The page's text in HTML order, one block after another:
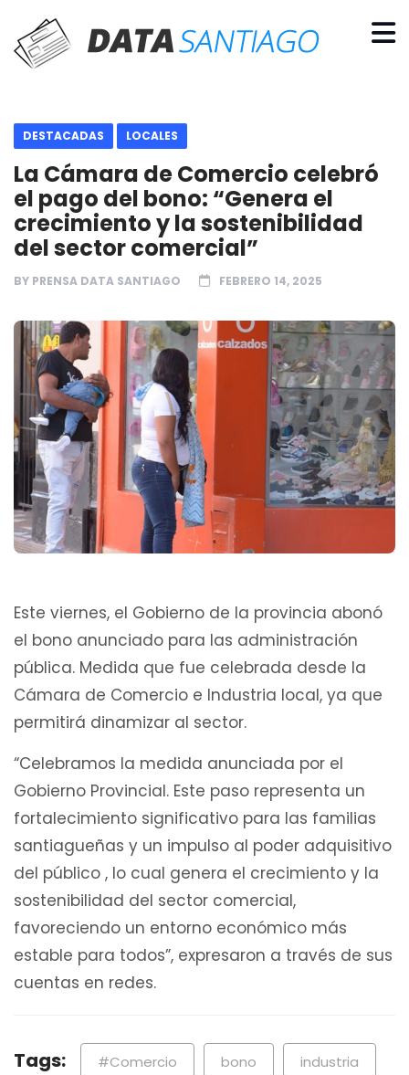
DESTACADAS LOCALES
La Cámara de Comercio celebró
el pago del bono: “Genera el
crecimiento y la sostenibilidad
del sector comercial”
BY PRENSA DATA SANTIAGO FEBRERO 14, 2025
Este viernes, el Gobierno de la provincia abonó
el bono anunciado para las administración
pública. Medida que fue celebrada desde la
Cámara de Comercio e Industria local, ya que
permitirá dinamizar al sector.
“Celebramos la medida anunciada por el
Gobierno Provincial. Este paso representa un
fortalecimiento significativo para las familias
santiagueñas y un impulso al poder adquisitivo
del público , lo cual genera el crecimiento y la
sostenibilidad del sector comercial,
favoreciendo un entorno económico más
estable para todos”, expresaron a través de sus
cuentas en redes.
Tags: #Comercio bono industria